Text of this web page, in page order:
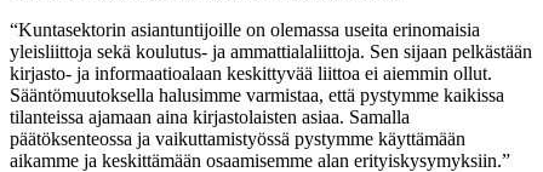
“Kuntasektorin asiantuntijoille on olemassa useita erinomaisia
yleisliittoja sekä koulutus- ja ammattialaliittoja. Sen sijaan pelkästään
kirjasto- ja informaatioalaan keskittyvää liittoa ei aiemmin ollut.
Sääntömuutoksella halusimme varmistaa, että pystymme kaikissa
tilanteissa ajamaan aina kirjastolaisten asiaa. Samalla
päätöksenteossa ja vaikuttamistyössä pystymme käyttämään
aikamme ja keskittämään osaamisemme alan erityiskysymyksiin.”